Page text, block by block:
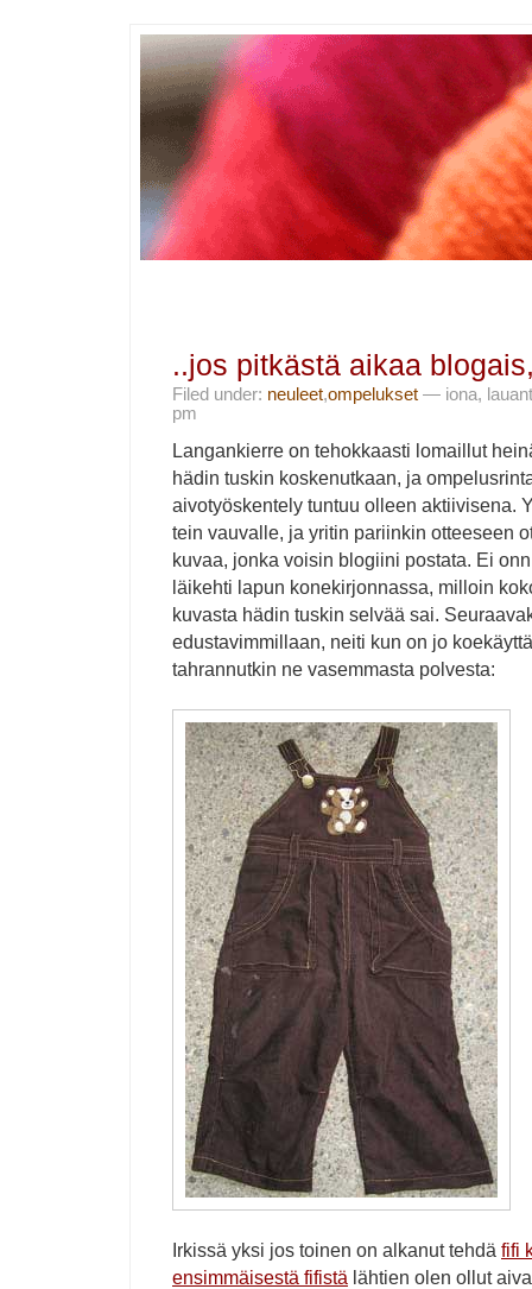
..jos pitkästä aikaa
Filed under: neuleet,ompelukset — iona,
pm
Langankierre on tehokkaasti lomaillut
hädin tuskin koskenutkaan, ja
aivotyöskentely tuntuu olleen aktiivisena.
tein vauvalle, ja yritin pariinkin otteeseen
kuvaa, jonka voisin blogiini postata. Ei
läikehti lapun konekirjonnassa, milloin
kuvasta hädin tuskin selvää sai.
edustavimmillaan, neiti kun on jo
tahrannutkin ne vasemmasta polvesta:
Irkissä yksi jos toinen on alkanut tehdä fifi
ensimmäisestä fifistä lähtien olen ollut